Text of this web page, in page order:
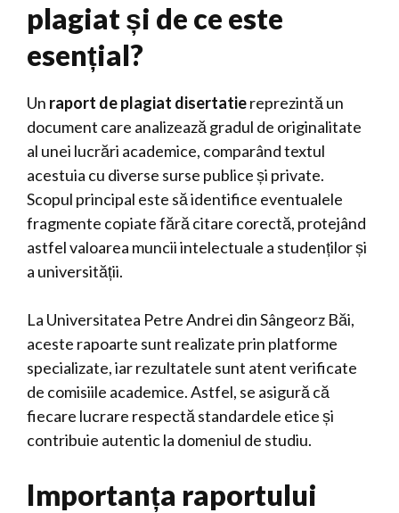
plagiat și de ce este
esențial?
Un raport de plagiat disertatiereprezintă un
document care analizează gradul de originalitate
al unei lucrări academice, comparând textul
acestuia cu diverse surse publice și private.
Scopul principal este să identifice eventualele
fragmente copiate fără citare corectă, protejând
astfel valoarea muncii intelectuale a studenților și
a universității.
La Universitatea Petre Andrei din Sângeorz Băi,
aceste rapoarte sunt realizate prin platforme
specializate, iar rezultatele sunt atent verificate
de comisiile academice. Astfel, se asigură că
fiecare lucrare respectă standardele etice și
contribuie autentic la domeniul de studiu.
Importanța raportului